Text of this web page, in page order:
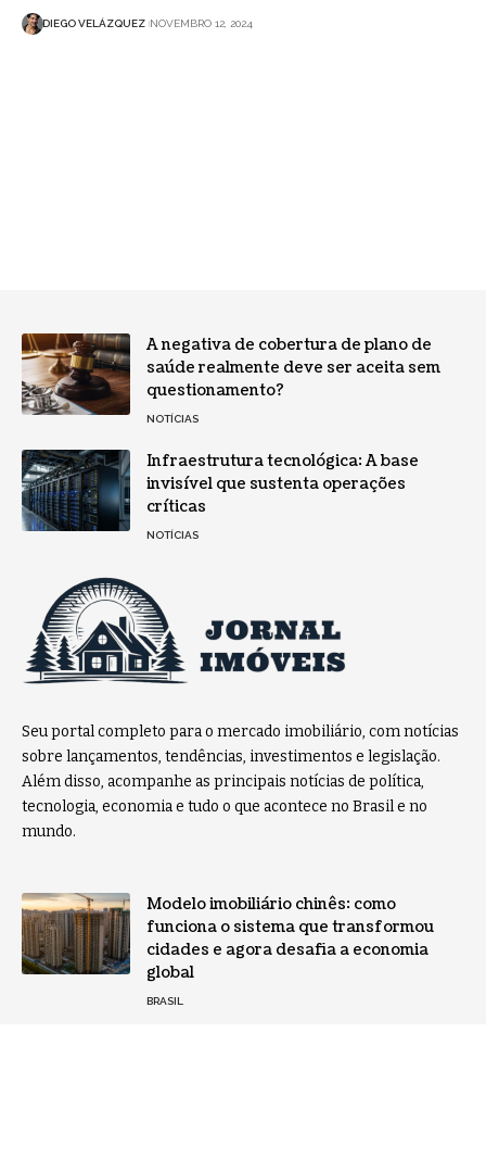
DIEGO VELÁZQUEZ NOVEMBRO 12, 2024
A negativa de cobertura de plano de
saúde realmente deve ser aceita sem
questionamento?
NOTÍCIAS
Infraestrutura tecnológica: A base
invisível que sustenta operações
críticas
NOTÍCIAS
Seu portal completo para o mercado imobiliário, com notícias
sobre lançamentos, tendências, investimentos e legislação.
Além disso, acompanhe as principais notícias de política,
tecnologia, economia e tudo o que acontece no Brasil e no
mundo.
Modelo imobiliário chinês: como
funciona o sistema que transformou
cidades e agora desafia a economia
global
BRASIL